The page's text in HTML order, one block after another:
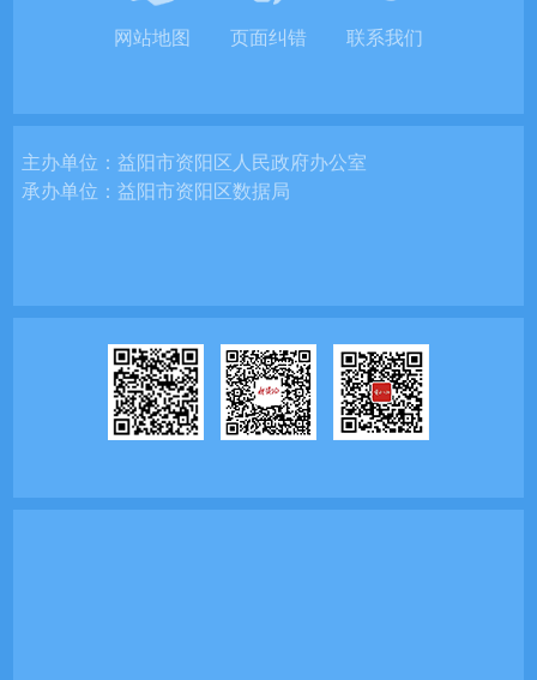
网站地图 页面纠错 联系我们
主办单位：益阳市资阳区人民政府办公室
承办单位：益阳市资阳区数据局